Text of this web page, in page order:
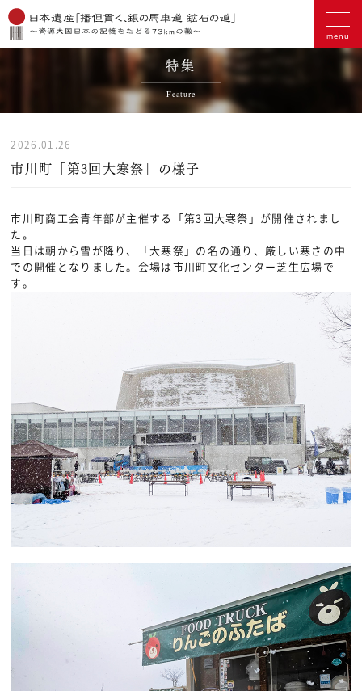
特集
Feature
2026.01.26
市川町「第3回大寒祭」の様子
市川町商工会青年部が主催する「第3回大寒祭」が開催されまし
た。
当日は朝から雪が降り、「大寒祭」の名の通り、厳しい寒さの中
での開催となりました。会場は市川町文化センター芝生広場で
す。